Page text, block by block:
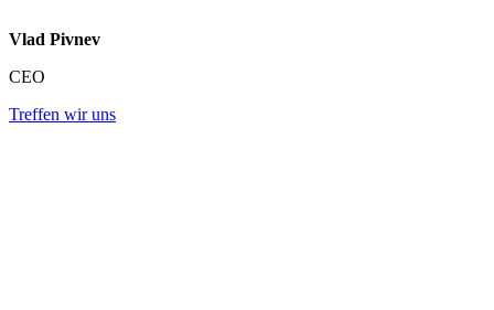
Vlad Pivnev
CEO
Treffen wir uns